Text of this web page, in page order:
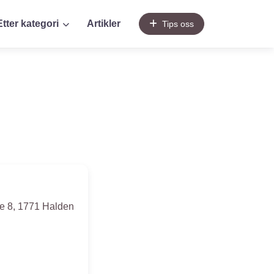
kategori Artikler Tips oss
8, 1771 Halden